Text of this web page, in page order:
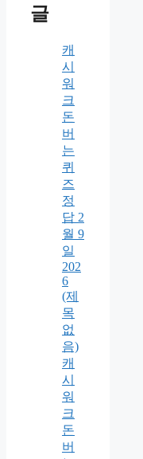
글
캐
시
워
크
돈
버
는
퀴
즈
정
답 2
월 9
일
202
6
(제
목
없
음)
캐
시
워
크
돈
버